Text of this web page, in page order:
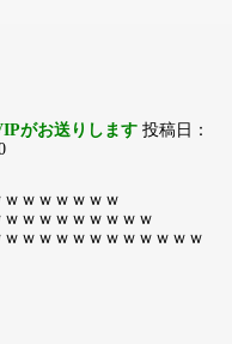
がお送りします 投稿日：
ｗｗｗｗｗｗ
ｗｗｗｗｗｗｗｗ
ｗｗｗｗｗｗｗｗｗｗｗ